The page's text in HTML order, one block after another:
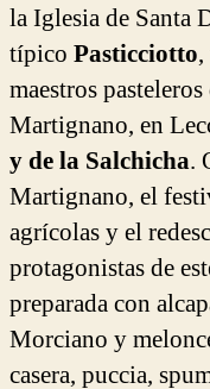
la Iglesia de Santa
típico Pasticciotto
maestros
Martignano, en
y de la Salchicha.
Martignano, el
agrícolas y el
protagonistas de
preparada con
Morciano y
casera, puccia,